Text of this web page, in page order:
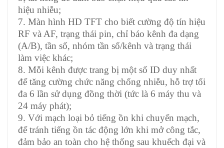
hiệu nhiễu;
7. Màn hình HD TFT cho biết cường độ tín hiệu
RF và AF, trạng thái pin, chỉ báo kênh đa dạng
(A/B), tần số, nhóm tần số/kênh và trạng thái
làm việc khác;
8. Mỗi kênh được trang bị một số ID duy nhất
để tăng cường chức năng chống nhiễu, hỗ trợ tối
đa 6 lần sử dụng đồng thời (tức là 6 máy thu và
24 máy phát);
9. Với mạch loại bỏ tiếng ồn khi chuyển mạch,
để tránh tiếng ồn tác động lớn khi mở công tắc,
đảm bảo an toàn cho hệ thống sau khuếch đại và